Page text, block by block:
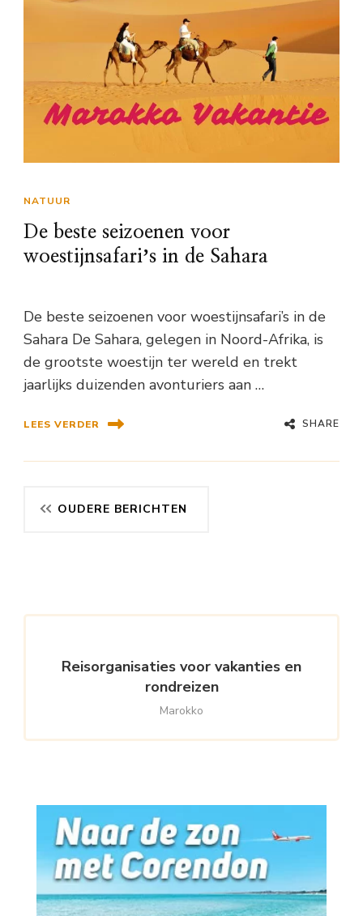
NATUUR
De beste seizoenen voor
woestijnsafariʼs in de Sahara
De beste seizoenen voor woestijnsafari’s in de
Sahara De Sahara, gelegen in Noord-Afrika, is
de grootste woestijn ter wereld en trekt
jaarlijks duizenden avonturiers aan …
LEES VERDER SHARE
Berichtennavigatie
OUDERE BERICHTEN
Reisorganisaties voor vakanties en
rondreizen
Marokko